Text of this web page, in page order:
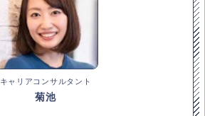
キャリアコンサルタント
菊池